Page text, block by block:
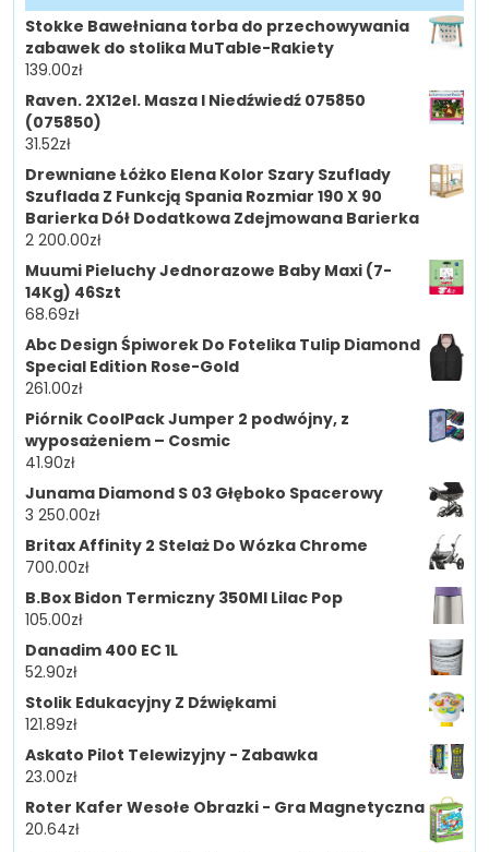
Stokke Bawełniana torba do przechowywania
zabawek do stolika MuTable-Rakiety
139.00zł
Raven. 2X12el. Masza I Niedźwiedź 075850
(075850)
31.52zł
Drewniane Łóżko Elena Kolor Szary Szuflady
Szuflada Z Funkcją Spania Rozmiar 190 X 90
Barierka Dół Dodatkowa Zdejmowana Barierka
2 200.00zł
Muumi Pieluchy Jednorazowe Baby Maxi (7-
14Kg) 46Szt
68.69zł
Abc Design Śpiworek Do Fotelika Tulip Diamond
Special Edition Rose-Gold
261.00zł
Piórnik CoolPack Jumper 2 podwójny, z
wyposażeniem – Cosmic
41.90zł
Junama Diamond S 03 Głęboko Spacerowy
3 250.00zł
Britax Affinity 2 Stelaż Do Wózka Chrome
700.00zł
B.Box Bidon Termiczny 350Ml Lilac Pop
105.00zł
Danadim 400 EC 1L
52.90zł
Stolik Edukacyjny Z Dźwiękami
121.89zł
Askato Pilot Telewizyjny - Zabawka
23.00zł
Roter Kafer Wesołe Obrazki - Gra Magnetyczna
20.64zł